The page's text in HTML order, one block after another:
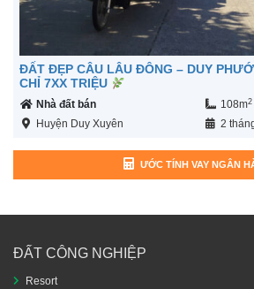
ĐẤT ĐẸP CÂU LÂU ĐÔNG – DUY
CHỈ 7XX TRIỆU
Nhà đất bán 108m2
Huyện Duy Xuyên 2
ƯỚC TÍNH VAY NGÂN
ĐẤT CÔNG NGHIỆP
Resort